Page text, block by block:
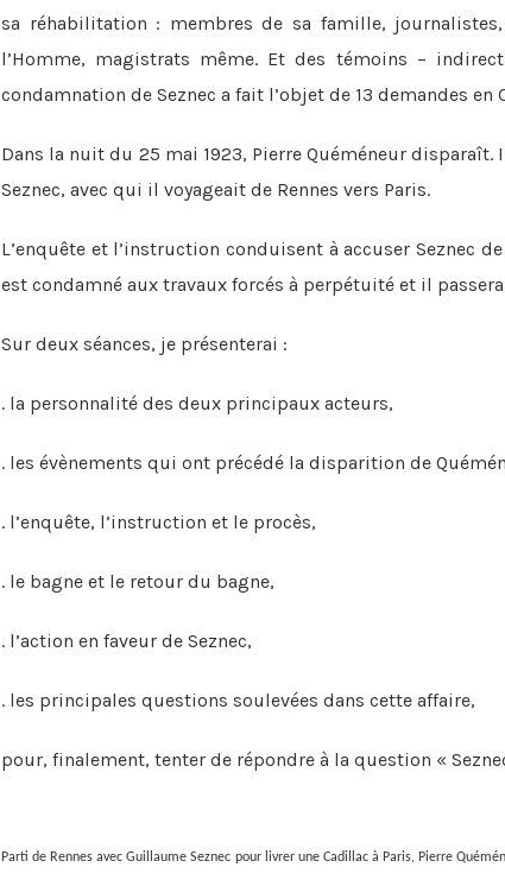
sa réhabilitation : membres de sa famille,
l’Homme, magistrats même. Et des témoins –
condamnation de Seznec a fait l’objet de 13 demandes en
Dans la nuit du 25 mai 1923, Pierre Quéméneur
Seznec, avec qui il voyageait de Rennes vers Paris.
L’enquête et l’instruction conduisent à accuser Seznec
est condamné aux travaux forcés à perpétuité et il passera
Sur deux séances, je présenterai :
. la personnalité des deux principaux acteurs,
. les évènements qui ont précédé la disparition de
. l’enquête, l’instruction et le procès,
. le bagne et le retour du bagne,
. l’action en faveur de Seznec,
. les principales questions soulevées dans cette affaire,
pour, finalement, tenter de répondre à la question «
Parti de Rennes avec Guillaume Seznec pour livrer une Cadillac à Paris, Pierre